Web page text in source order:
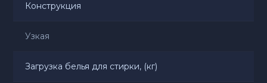
Конструкция
Узкая
Загрузка белья для стирки, (кг)